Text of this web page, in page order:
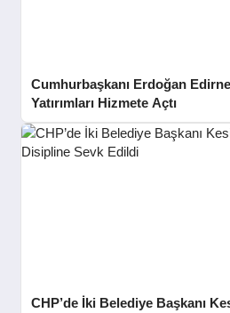
Cumhurbaşkanı Erdoğan
Yatırımları Hizmete Açtı
CHP’de İki Belediye Başkanı